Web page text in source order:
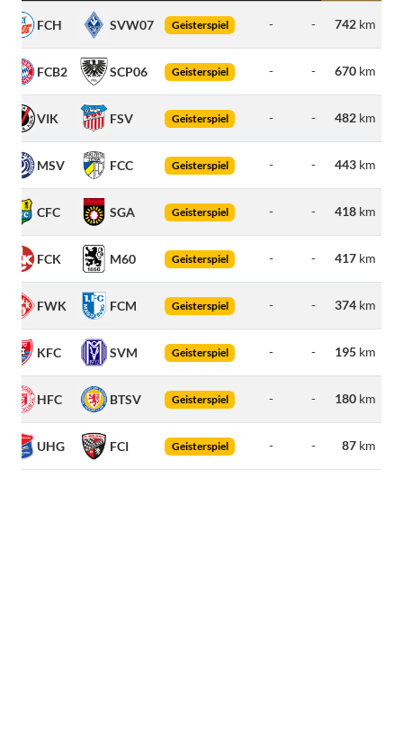
FCH SVW07 Geisterspiel - - 742 km
FCB2 SCP06 Geisterspiel - - 670 km
VIK FSV Geisterspiel - - 482 km
MSV FCC Geisterspiel - - 443 km
CFC SGA Geisterspiel - - 418 km
FCK M60 Geisterspiel - - 417 km
FWK FCM Geisterspiel - - 374 km
KFC SVM Geisterspiel - - 195 km
HFC BTSV Geisterspiel - - 180 km
UHG FCI Geisterspiel - - 87 km